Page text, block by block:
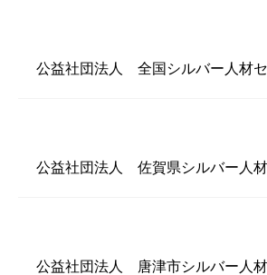
公益社団法人 全国シルバー人材
公益社団法人 佐賀県シルバー人
公益社団法人 唐津市シルバー人